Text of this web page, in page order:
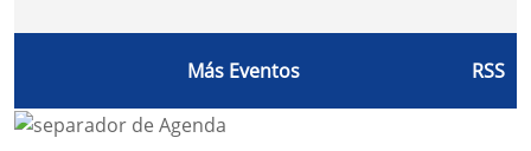
Más Eventos RSS